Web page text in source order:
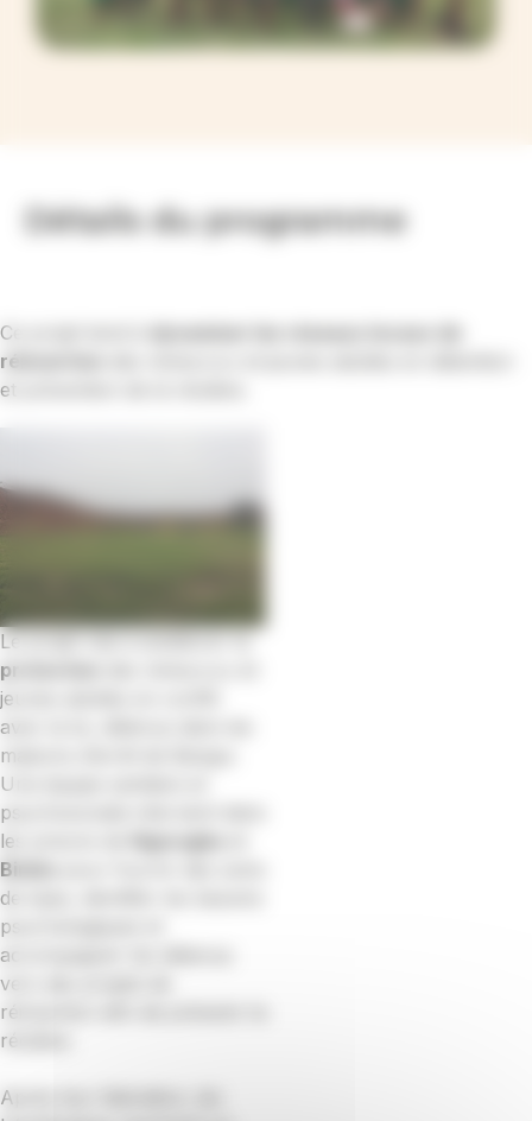
Détails du programme
Ce projet tend à
réinsertion
et prévention de la récidive.
Le projet vise à améliorer la
protection
jeunes adultes en conflit
avec la loi, détenus dans les
maisons d’arrêt de Bangui.
Une équipe sanitaire et
psychosociale intervient dans
les prisons de
Bimbo
de base, identifier les besoins
psychologiques et
accompagner les détenus
vers des projets de
réinsertion afin de prévenir la
récidive.
Après leur libération, les